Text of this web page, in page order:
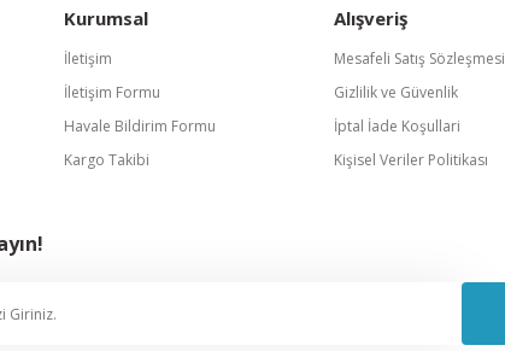
Kurumsal
İletişim
İletişim Formu
Havale Bildirim Formu
Kargo Takibi
Alışveriş
Mesafeli Satış Sözleşmesi
Gizlilik ve Güvenlik
İptal İade Koşullari
Kişisel Veriler Politikası